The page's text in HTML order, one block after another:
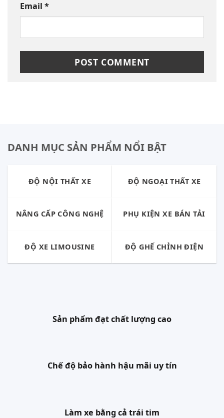
Email *
DANH MỤC SẢN PHẨM NỔI BẬT
ĐỘ NỘI THẤT XE ĐỘ NGOẠI THẤT XE
NÂNG CẤP CÔNG NGHỆ PHỤ KIỆN XE BÁN TẢI
ĐỘ XE LIMOUSINE ĐỘ GHẾ CHỈNH ĐIỆN
Sản phẩm đạt chất lượng cao
Chế độ bảo hành hậu mãi uy tín
Làm xe bằng cả trái tim